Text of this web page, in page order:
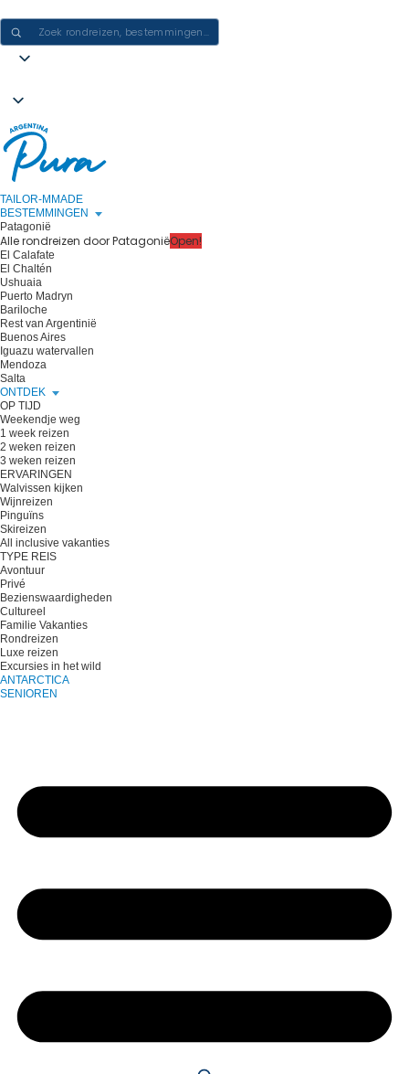
TAILOR-MMADE
BESTEMMINGEN
Patagonië
Alle rondreizen door PatagoniëOpen!
El Calafate
El Chaltén
Ushuaia
Puerto Madryn
Bariloche
Rest van Argentinië
Buenos Aires
Iguazu watervallen
Mendoza
Salta
ONTDEK
OP TIJD
Weekendje weg
1 week reizen
2 weken reizen
3 weken reizen
ERVARINGEN
Walvissen kijken
Wijnreizen
Pinguïns
Skireizen
All inclusive vakanties
TYPE REIS
Avontuur
Privé
Bezienswaardigheden
Cultureel
Familie Vakanties
Rondreizen
Luxe reizen
Excursies in het wild
ANTARCTICA
SENIOREN